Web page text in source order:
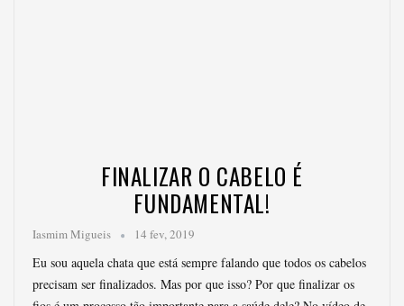
FINALIZAR O CABELO É
FUNDAMENTAL!
Iasmim Migueis 14 fev, 2019
Eu sou aquela chata que está sempre falando que todos os cabelos
precisam ser finalizados. Mas por que isso? Por que finalizar os